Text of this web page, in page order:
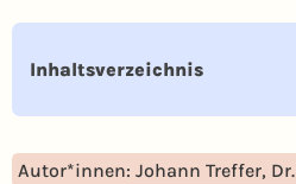
Inhaltsverzeichnis
Autor*innen: Johann Treffer,